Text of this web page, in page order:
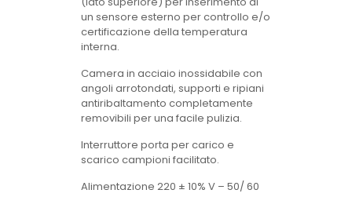
un sensore esterno per controllo e/o
certificazione della temperatura
interna.
Camera in acciaio inossidabile con
angoli arrotondati, supporti e ripiani
antiribaltamento completamente
removibili per una facile pulizia.
Interruttore porta per carico e
scarico campioni facilitato.
Alimentazione 220 ± 10% V – 50/ 60